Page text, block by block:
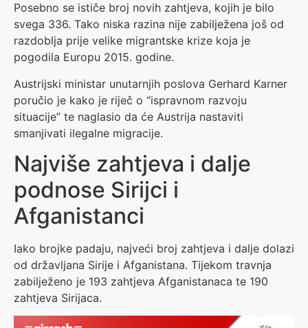
Posebno se ističe broj novih zahtjeva, kojih je bilo
svega 336. Tako niska razina nije zabilježena još od
razdoblja prije velike migrantske krize koja je
pogodila Europu 2015. godine.
Austrijski ministar unutarnjih poslova Gerhard Karner
poručio je kako je riječ o “ispravnom razvoju
situacije” te naglasio da će Austrija nastaviti
smanjivati ilegalne migracije.
Najviše zahtjeva i dalje
podnose Sirijci i
Afganistanci
Iako brojke padaju, najveći broj zahtjeva i dalje dolazi
od državljana Sirije i Afganistana. Tijekom travnja
zabilježeno je 193 zahtjeva Afganistanaca te 190
zahtjeva Sirijaca.